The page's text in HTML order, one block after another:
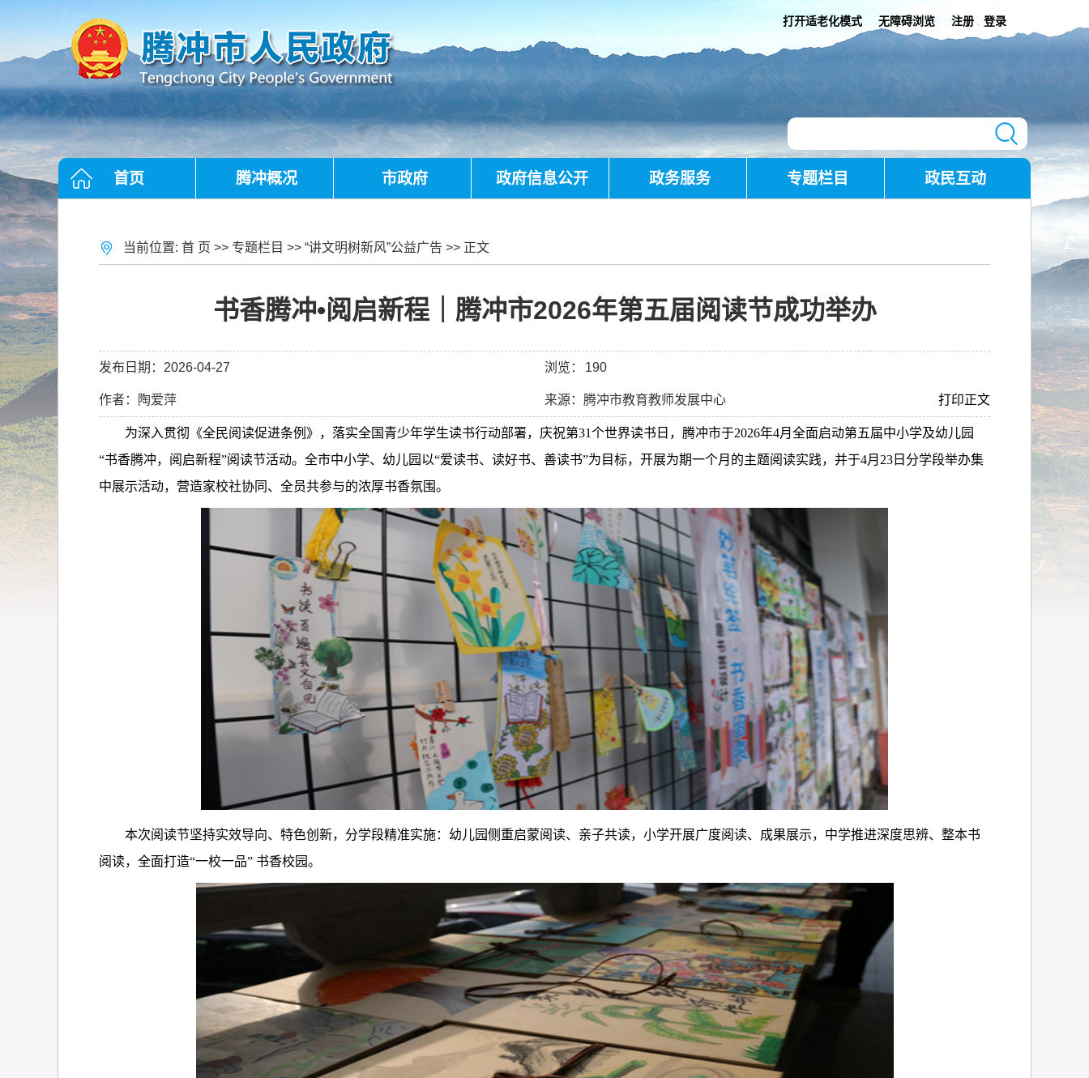
打开适老化模式 无障碍浏览 注册 登录
首页 腾冲概况 市政府 政府信息公开 政务服务 专题栏目 政民互动
当前位置: 首 页 >> 专题栏目 >> “讲文明树新风”公益广告 >> 正文
书香腾冲•阅启新程｜腾冲市2026年第五届阅读节成功举办
发布日期：2026-04-27 190
浏览：
作者：陶爱萍 来源：腾冲市教育教师发展中心 打印正文
为深入贯彻《全民阅读促进条例》，落实全国青少年学生读书行动部署，庆祝第31个世界读书日，腾冲市于2026年4月 全面启动第五届中小学及幼儿园
“书香腾冲，阅启新程”阅读节活动。全市中小学、幼儿园以“爱读书、读好书、善读书”为目标，开展为期一个月的主题阅读实践，并于4月 23 日分学段举办集
中展示活动，营造家校社协同、全员共参与的浓厚书香氛围。
本次阅读节坚持实效导向、特色创新，分学段精准实施：幼儿园侧重启蒙阅读、亲子共读，小学开展广度阅读、成果展示，中学推进深度思辨、整本书
阅读，全面打造“一校一品” 书香校园。